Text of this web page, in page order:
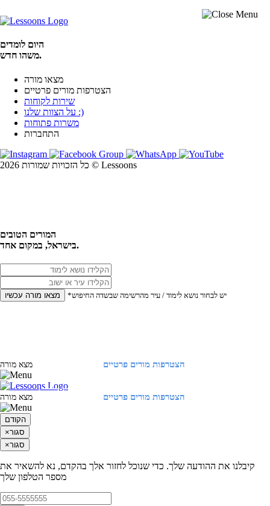
היום לומדים
משהו חדש.
מצאו מורה
הצטרפות מורים פרטיים
שירות לקוחות
על הצוות שלנו :)
משרות פתוחות
התחברות
כל הזכויות שמורות 2026 © Lessoons
המורים הטובים
בישראל, במקום אחד.
מצאו מורה עכשיו *יש לבחור נושא לימוד / עיר מהרשימה שבשדה החיפוש
הצטרפות מורים פרטיים מצא מורה
הצטרפות מורים פרטיים מצא מורה
הקודם
×סגור
×סגור
קיבלנו את ההודעה שלך. כדי שנוכל לחזור אלך בהקדם, נא להשאיר את
מספר הטלפון שלך